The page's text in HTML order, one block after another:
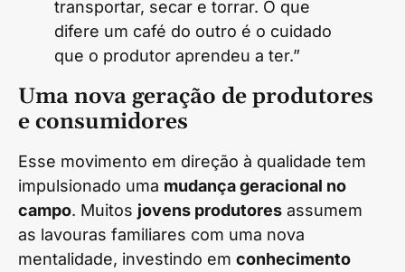
transportar, secar e torrar. O que
difere um café do outro é o cuidado
que o produtor aprendeu a ter.”
Uma nova geração de produtores
e consumidores
Esse movimento em direção à qualidade tem
impulsionado uma mudança geracional no
campo. Muitos jovens produtores assumem
as lavouras familiares com uma nova
mentalidade, investindo em conhecimento